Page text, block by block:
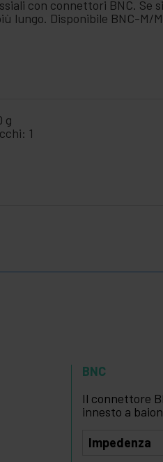
con connettori BNC. Se
lungo. Disponibile BNC-M/
g
1
BNC
Il connettore
innesto a
Impedenza